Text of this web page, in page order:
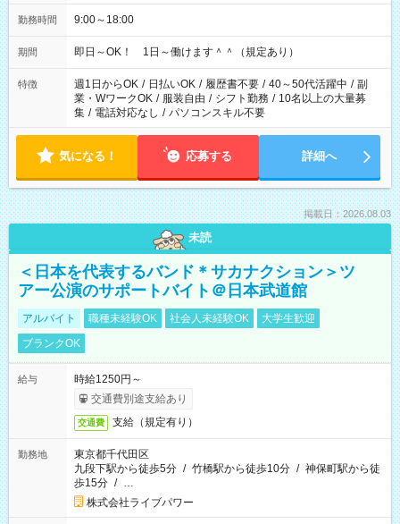
勤務時間 9:00～18:00
期間 即日～OK！ 1日～働けます＾＾（規定あり）
特徴 週1日からOK / 日払いOK / 履歴書不要 / 40～50代活躍中 / 副
業・WワークOK / 服装自由 / シフト勤務 / 10名以上の大量募
集 / 電話対応なし / パソコンスキル不要
気になる！ 応募する 詳細へ
掲載日：2026.08.03
未読
＜日本を代表するバンド＊サカナクション＞ツ
アー公演のサポートバイト＠日本武道館
アルバイト 職種未経験OK 社会人未経験OK
大学生歓迎
ブランクOK
給与
時給1250円～
交通費別途支給あり
交通費 支給（規定有り）
勤務地
東京都千代田区
九段下駅から徒歩5分 / 竹橋駅から徒歩10分 / 神保町駅から徒
歩15分 / …
株式会社ライブパワー